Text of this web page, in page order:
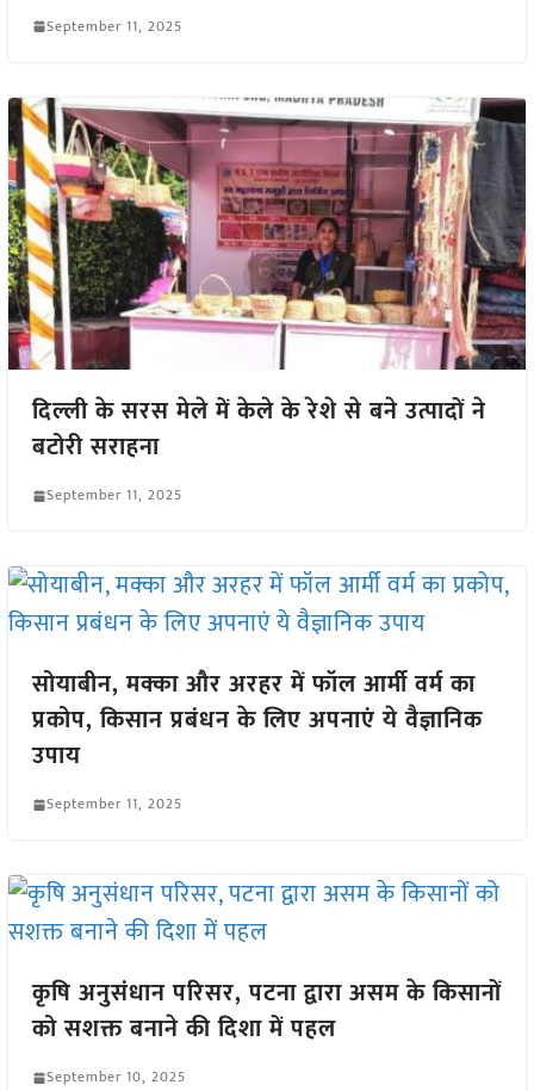
September 11, 2025
दिल्ली के सरस मेले में केले के रेशे से बने उत्पादों ने
बटोरी सराहना
September 11, 2025
सोयाबीन, मक्का और अरहर में फॉल आर्मी वर्म का
प्रकोप, किसान प्रबंधन के लिए अपनाएं ये वैज्ञानिक
उपाय
September 11, 2025
कृषि अनुसंधान परिसर, पटना द्वारा असम के किसानों
को सशक्त बनाने की दिशा में पहल
September 10, 2025